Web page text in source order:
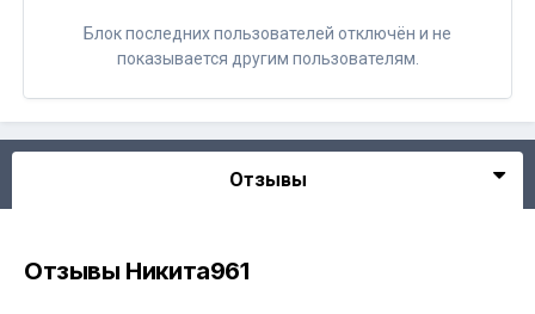
Блок последних пользователей отключён и не
показывается другим пользователям.
Отзывы
Отзывы Никита961